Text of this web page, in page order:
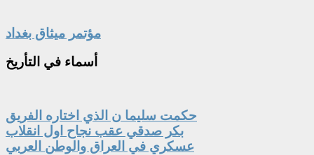
مؤتمر ميثاق بغداد
أسماء في التأريخ
حكمت سليما ن الذي اختاره الفريق
بكر صدقي عقب نجاح اول انقلاب
عسكري في العراق والوطن العربي